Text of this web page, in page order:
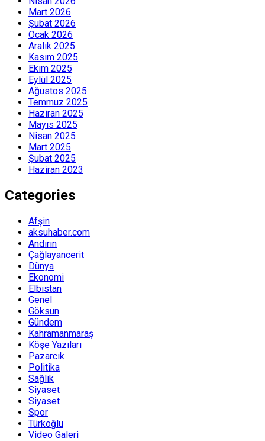
Mart 2026
Şubat 2026
Ocak 2026
Aralık 2025
Kasım 2025
Ekim 2025
Eylül 2025
Ağustos 2025
Temmuz 2025
Haziran 2025
Mayıs 2025
Nisan 2025
Mart 2025
Şubat 2025
Haziran 2023
Categories
Afşin
aksuhaber.com
Andırın
Çağlayancerit
Dünya
Ekonomi
Elbistan
Genel
Göksun
Gündem
Kahramanmaraş
Köşe Yazıları
Pazarcık
Politika
Sağlık
Siyaset
Siyaset
Spor
Türkoğlu
Video Galeri